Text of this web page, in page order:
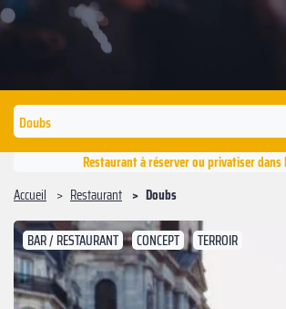
Restaurant à réserver ou privatiser dans
Accueil
Restaurant Doubs
BAR / RESTAURANT CONCEPT TERROIR